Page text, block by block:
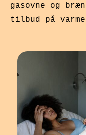
gasovne og
tilbud på